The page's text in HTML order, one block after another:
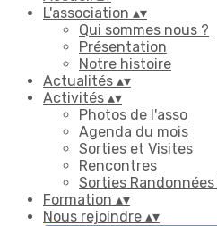
L'association ▴▾
Qui sommes nous ?
Présentation
Notre histoire
Actualités ▴▾
Activités ▴▾
Photos de l'asso
Agenda du mois
Sorties et Visites
Rencontres
Sorties
Formation ▴▾
Nous rejoindre ▴▾